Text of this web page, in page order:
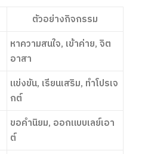
ตัวอย่างกิจกรรม
หาความสนใจ, เข้าค่าย, จิต
อาสา
แข่งขัน, เรียนเสริม, ทำโปรเจ
กต์
ขอคำนิยม, ออกแบบเลย์เอา
ต์